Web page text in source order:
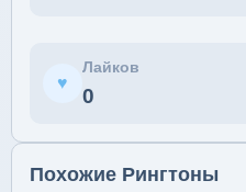
♥
Лайков
0
Похожие Рингтоны